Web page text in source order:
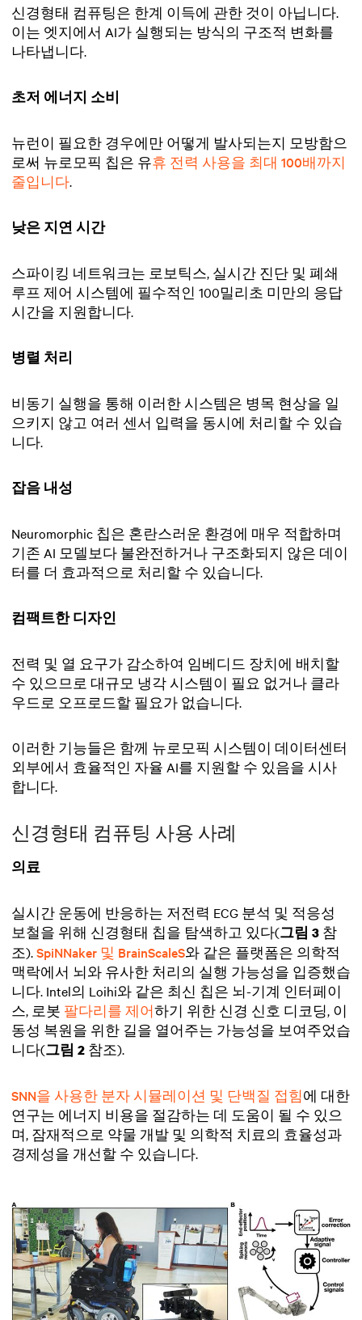
신경형태 컴퓨팅은 한계 이득에 관한 것이 아닙니다.
이는 엣지에서 AI가 실행되는 방식의 구조적 변화를
나타냅니다.
초저 에너지 소비
뉴런이 필요한 경우에만 어떻게 발사되는지 모방함으
로써 뉴로모픽 칩은 유휴 전력 사용을 최대 100배까지
줄입니다.
낮은 지연 시간
스파이킹 네트워크는 로보틱스, 실시간 진단 및 폐쇄
루프 제어 시스템에 필수적인 100밀리초 미만의 응답
시간을 지원합니다.
병렬 처리
비동기 실행을 통해 이러한 시스템은 병목 현상을 일
으키지 않고 여러 센서 입력을 동시에 처리할 수 있습
니다.
잡음 내성
Neuromorphic 칩은 혼란스러운 환경에 매우 적합하며
기존 AI 모델보다 불완전하거나 구조화되지 않은 데이
터를 더 효과적으로 처리할 수 있습니다.
컴팩트한 디자인
전력 및 열 요구가 감소하여 임베디드 장치에 배치할
수 있으므로 대규모 냉각 시스템이 필요 없거나 클라
우드로 오프로드할 필요가 없습니다.
이러한 기능들은 함께 뉴로모픽 시스템이 데이터센터
외부에서 효율적인 자율 AI를 지원할 수 있음을 시사
합니다.
신경형태 컴퓨팅 사용 사례
의료
실시간 운동에 반응하는 저전력 ECG 분석 및 적응성
보철을 위해 신경형태 칩을 탐색하고 있다(그림 3 참
조).SpiNNaker 및 BrainScaleS와 같은 플랫폼은 의학적
맥락에서 뇌와 유사한 처리의 실행 가능성을 입증했습
니다. Intel의 Loihi와 같은 최신 칩은 뇌-기계 인터페이
스, 로봇 팔다리를 제어하기 위한 신경 신호 디코딩, 이
동성 복원을 위한 길을 열어주는 가능성을 보여주었습
니다(그림 2 참조).
SNN을 사용한 분자 시뮬레이션 및 단백질 접힘에 대한
연구는 에너지 비용을 절감하는 데 도움이 될 수 있으
며, 잠재적으로 약물 개발 및 의학적 치료의 효율성과
경제성을 개선할 수 있습니다.